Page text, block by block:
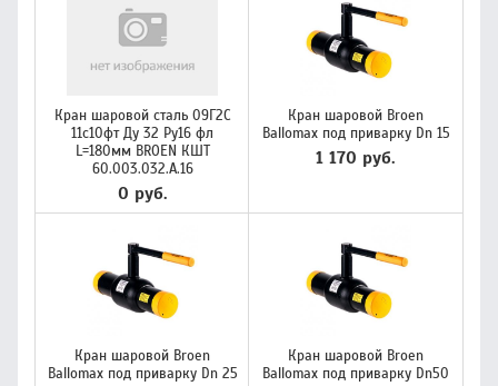
Кран шаровой сталь 09Г2С
11с10фт Ду 32 Ру16 фл
L=180мм BROEN КШТ
60.003.032.А.16
0 руб.
Кран шаровой Broen
Ballomax под приварку Dn 15
1 170 руб.
Кран шаровой Broen
Ballomax под приварку Dn 25
Кран шаровой Broen
Ballomax под приварку Dn50